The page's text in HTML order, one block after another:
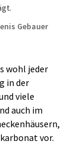
Gebauer
wohl jeder
in der
viele
auch im
vor.